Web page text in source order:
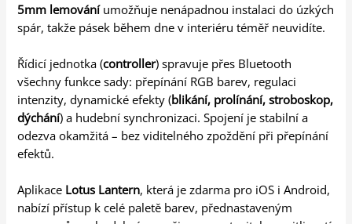
5mm lemováníumožňuje nenápadnou instalaci do úzkých
spár, takže pásek během dne v interiéru téměř neuvidíte.
Řídicí jednotka (controller) spravuje přes Bluetooth
všechny funkce sady: přepínání RGB barev, regulaci
intenzity, dynamické efekty (blikání, prolínání, stroboskop,
dýchání) a hudební synchronizaci. Spojení je stabilní a
odezva okamžitá – bez viditelného zpoždění při přepínání
efektů.
Aplikace Lotus Lantern, která je zdarma pro iOS i Android,
nabízí přístup k celé paletě barev, přednastaveným